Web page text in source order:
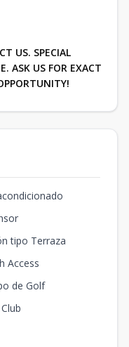
US. SPECIAL
ASK US FOR EXACT
tipo Terraza
Access
de Golf